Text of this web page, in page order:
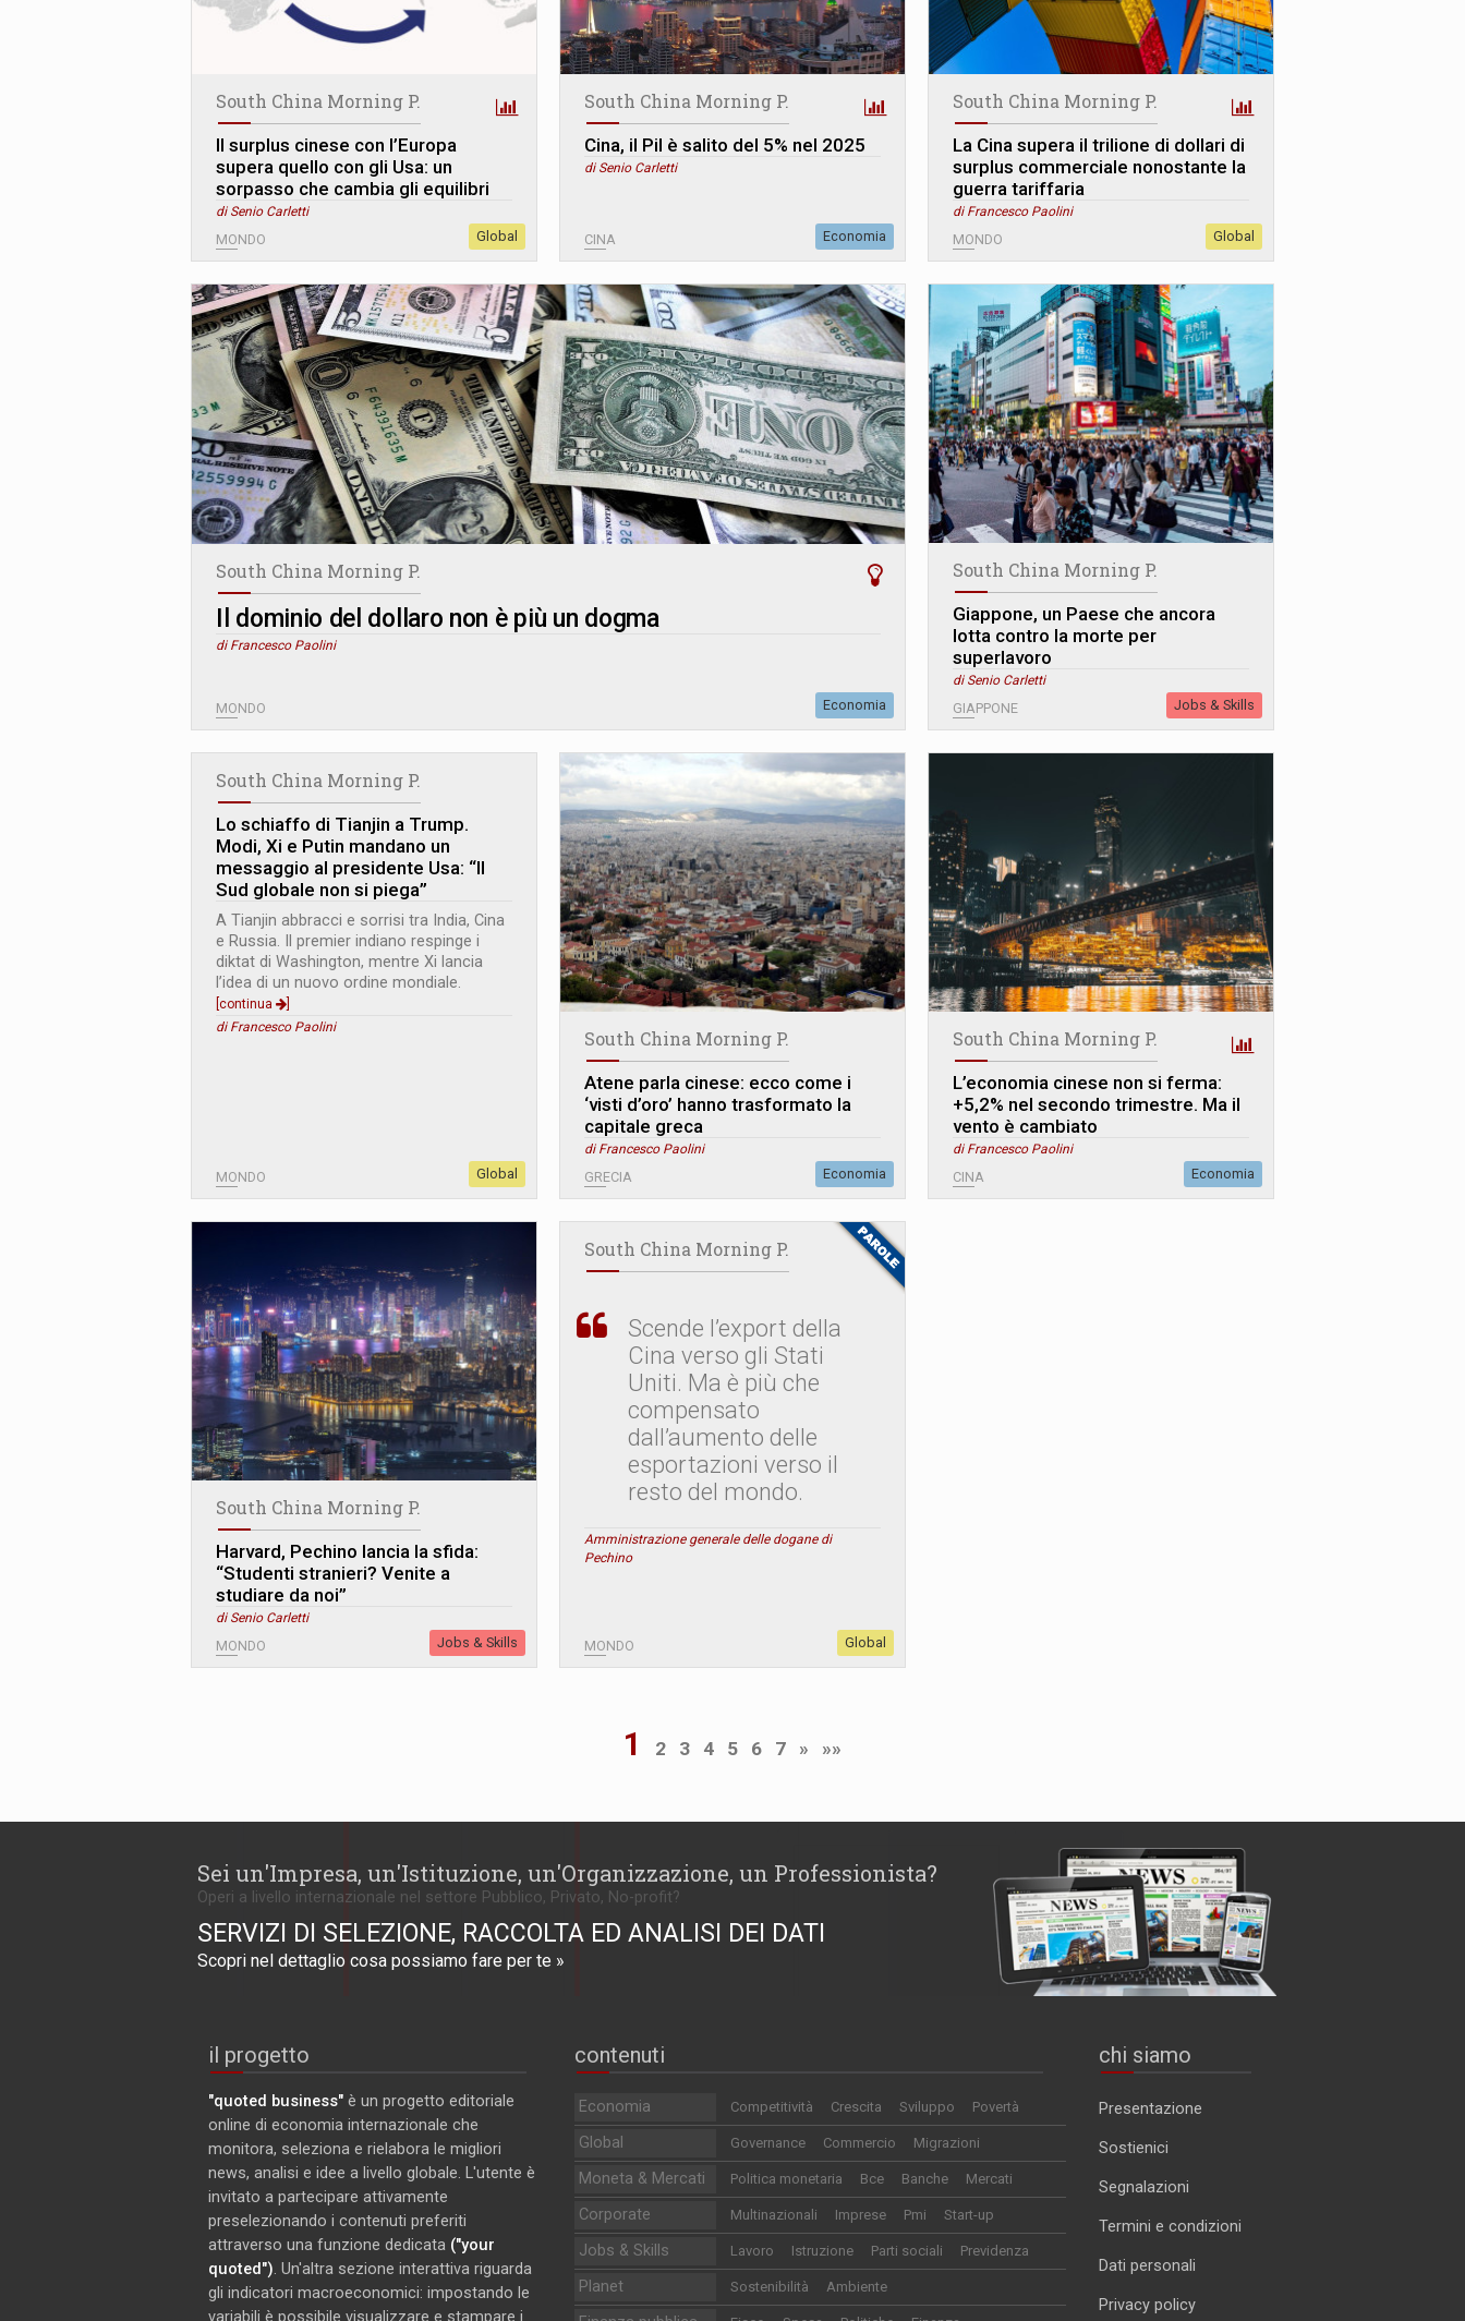
South China Morning P.
Il surplus cinese con l’Europa
supera quello con gli Usa: un
sorpasso che cambia gli equilibri
di Senio Carletti
MONDO Global
South China Morning P.
Cina, il Pil è salito del 5% nel 2025
di Senio Carletti
CINA Economia
South China Morning P.
La Cina supera il trilione di dollari di
surplus commerciale nonostante la
guerra tariffaria
di Francesco Paolini
MONDO Global
South China Morning P.
Il dominio del dollaro non è più un dogma
di Francesco Paolini
MONDO Economia
South China Morning P.
Giappone, un Paese che ancora
lotta contro la morte per
superlavoro
di Senio Carletti
GIAPPONE Jobs & Skills
South China Morning P.
Lo schiaffo di Tianjin a Trump.
Modi, Xi e Putin mandano un
messaggio al presidente Usa: “Il
Sud globale non si piega”
A Tianjin abbracci e sorrisi tra India, Cina
e Russia. Il premier indiano respinge i
diktat di Washington, mentre Xi lancia
l’idea di un nuovo ordine mondiale.
[continua
di Francesco Paolini
MONDO Global
South China Morning P.
Atene parla cinese: ecco come i
‘visti d’oro’ hanno trasformato la
capitale greca
di Francesco Paolini
GRECIA Economia
South China Morning P.
L’economia cinese non si ferma:
+5,2% nel secondo trimestre. Ma il
vento è cambiato
di Francesco Paolini
CINA Economia
South China Morning P.
Harvard, Pechino lancia la sfida:
“Studenti stranieri? Venite a
studiare da noi”
di Senio Carletti
MONDO Jobs & Skills
South China Morning P.
Scende l’export della
Cina verso gli Stati
Uniti. Ma è più che
compensato
dall’aumento delle
esportazioni verso il
resto del mondo.
Amministrazione generale delle dogane di
Pechino
MONDO Global
1 2 3 4 5 6 7 » »»
Sei un'Impresa, un'Istituzione, un'Organizzazione, un Professionista?
Operi a livello internazionale nel settore Pubblico, Privato, No-profit?
SERVIZI DI SELEZIONE, RACCOLTA ED ANALISI DEI DATI
Scopri nel dettaglio cosa possiamo fare per te »
il progetto
"quoted business" è un progetto editoriale
online di economia internazionale che
monitora, seleziona e rielabora le migliori
news, analisi e idee a livello globale. L'utente è
invitato a partecipare attivamente
preselezionando i contenuti preferiti
attraverso una funzione dedicata ("your
quoted"). Un'altra sezione interattiva riguarda
gli indicatori macroeconomici: impostando le
contenuti
Economia Competitività Crescita Sviluppo Povertà
Global Governance Commercio Migrazioni
Moneta & Mercati Politica monetaria Bce Banche Mercati
Corporate Multinazionali Imprese Pmi Start-up
Jobs & Skills Lavoro Istruzione Parti sociali Previdenza
Planet Sostenibilità Ambiente
chi siamo
Presentazione
Sostienici
Segnalazioni
Termini e condizioni
Dati personali
Privacy policy